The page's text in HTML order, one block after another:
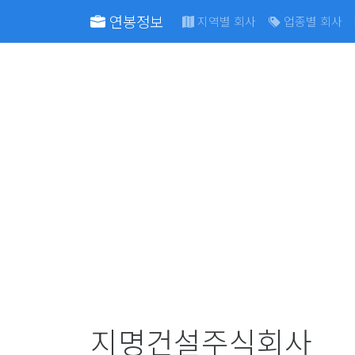
연봉정보 지역별 회사 업종별 회사
지명건설주식회사